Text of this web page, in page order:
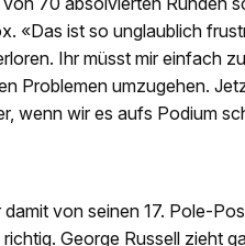
«Das ist so unglaublich
Ihr müsst mir einfach
Problemen umzugehen.
wenn wir es aufs Podium
von seinen 17. Pole-
George Russell zieht